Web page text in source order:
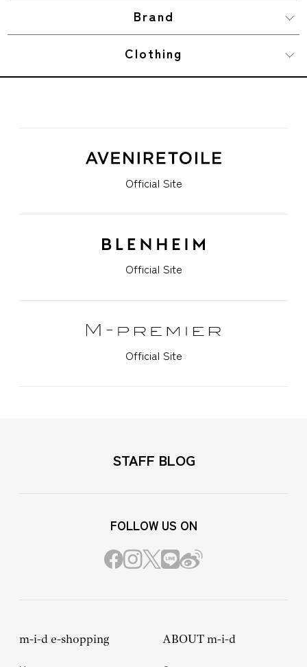
Brand
Clothing
Official Site
Official Site
Official Site
STAFF BLOG
FOLLOW US ON
m-i-d e-shopping ABOUT m-i-d